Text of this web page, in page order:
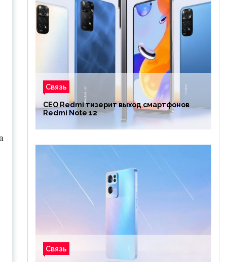
Связь
CEO Redmi тизерит выход смартфонов
Redmi Note 12
Связь